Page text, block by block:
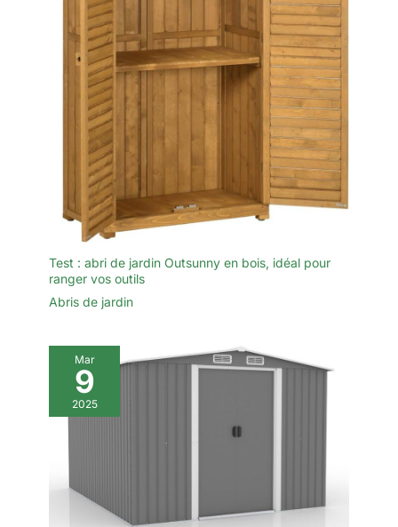
recommandons de
porter les gants pour
éviter les égratignures
aux mains.
Test : abri de jardin Outsunny en bois, idéal pour
ranger vos outils
Abris de jardin
Mar
9
2025